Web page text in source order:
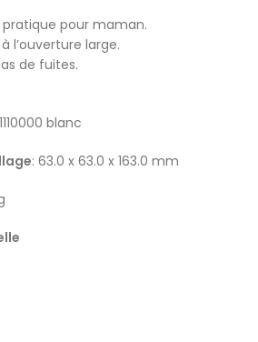
pour maman.
l’ouverture large.
de fuites.
blanc
: 63.0 x 63.0 x 163.0 mm